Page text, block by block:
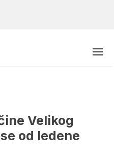
Velikog
od ledene